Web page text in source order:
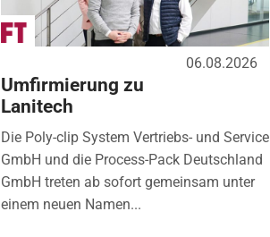
06.08.2026
Umfirmierung zu
Lanitech
Die Poly-clip System Vertriebs- und Service
GmbH und die Process-Pack Deutschland
GmbH treten ab sofort gemeinsam unter
einem neuen Namen...